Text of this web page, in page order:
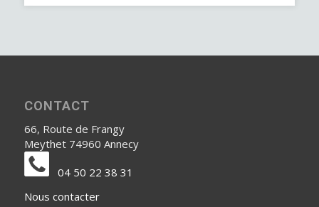
CONTACT
66, Route de Frangy
Meythet 74960 Annecy
04 50 22 38 31
Nous contacter